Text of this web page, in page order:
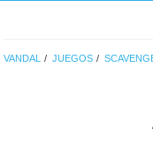
VANDAL JUEGOS